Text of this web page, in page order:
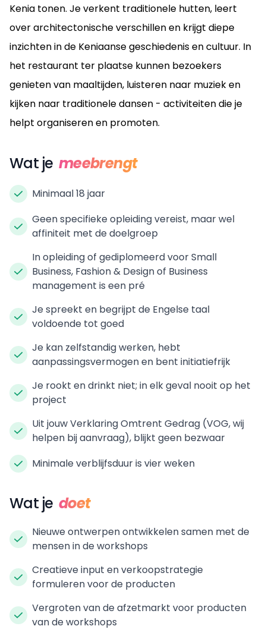
Kenia tonen. Je verkent traditionele hutten, leert
over architectonische verschillen en krijgt diepe
inzichten in de Keniaanse geschiedenis en cultuur. In
het restaurant ter plaatse kunnen bezoekers
genieten van maaltijden, luisteren naar muziek en
kijken naar traditionele dansen - activiteiten die je
helpt organiseren en promoten.
Wat je meebrengt
Minimaal 18 jaar
Geen specifieke opleiding vereist, maar wel
affiniteit met de doelgroep
In opleiding of gediplomeerd voor Small
Business, Fashion & Design of Business
management is een pré
Je spreekt en begrijpt de Engelse taal
voldoende tot goed
Je kan zelfstandig werken, hebt
aanpassingsvermogen en bent initiatiefrijk
Je rookt en drinkt niet; in elk geval nooit op het
project
Uit jouw Verklaring Omtrent Gedrag (VOG, wij
helpen bij aanvraag), blijkt geen bezwaar
Minimale verblijfsduur is vier weken
Wat je doet
Nieuwe ontwerpen ontwikkelen samen met de
mensen in de workshops
Creatieve input en verkoopstrategie
formuleren voor de producten
Vergroten van de afzetmarkt voor producten
van de workshops